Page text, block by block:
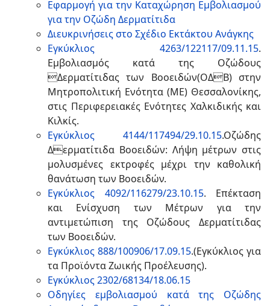
Εφαρμογή για την Καταχώρηση Εμβολιασμού
για την Οζώδη Δερματίτιδα
Διευκρινήσεις στο Σχέδιο Εκτάκτου Ανάγκης
Εγκύκλιος 4263/122117/09.11.15.
Εμβολιασμός κατά της Οζώδους
Δερματίτιδας των Βοοειδών(ΟΔΒ) στην
Μητροπολιτική Ενότητα (ΜΕ) Θεσσαλονίκης,
στις Περιφερειακές Ενότητες Χαλκιδικής και
Κιλκίς.
Εγκύκλιος 4144/117494/29.10.15.Οζώδης
Δερματίτιδα Βοοειδών: Λήψη μέτρων στις
μολυσμένες εκτροφές μέχρι την καθολική
θανάτωση των Βοοειδών.
Εγκύκλιος 4092/116279/23.10.15.
Επέκταση
και Ενίσχυση των Μέτρων για την
αντιμετώπιση της Οζώδους Δερματίτιδας
των Βοοειδών.
Εγκύκλιος 888/100906/17.09.15.(Εγκύκλιος για
τα Προϊόντα Ζωικής Προέλευσης).
Εγκύκλιος 2302/68134/18.06.15
Οδηγίες εμβολιασμού κατά της Οζώδης